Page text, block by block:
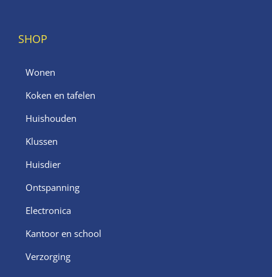
SHOP
Wonen
Koken en tafelen
Huishouden
Klussen
Huisdier
Ontspanning
Electronica
Kantoor en school
Verzorging